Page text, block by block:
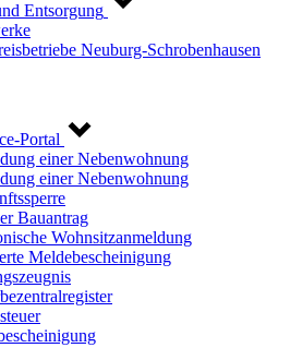
Entsorgung
Neuburg-Schrobenhausen
Portal
einer Nebenwohnung
einer Nebenwohnung
Bauantrag
Wohnsitzanmeldung
Meldebescheinigung